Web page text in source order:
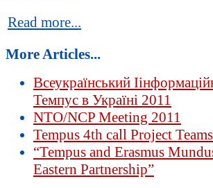
Read more...
More Articles...
Всеукраїнський
Темпус в Україні 2011
NTO/NCP Meeting 2011
Tempus 4th call Project
“Tempus and Erasmus
Eastern Partnership”